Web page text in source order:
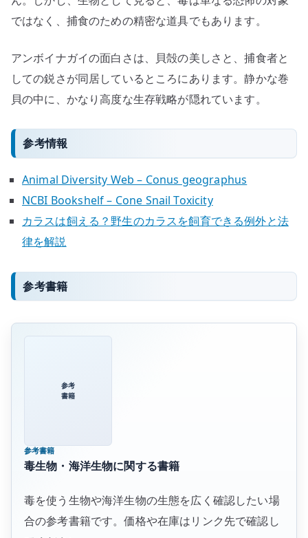
ではなく、捕食のための精密な道具でもあります。
アンボイナガイの面白さは、貝殻の美しさと、捕食者と
しての鋭さが同居しているところにあります。静かな巻
貝の中に、かなり高度な生存戦略が隠れています。
参考情報
Animal Diversity Web – Conus geographus
NCBI Bookshelf – Cone Snail Toxicity
カラスは飼える？野生のカラスを飼育できる例外と法
律を解説
参考書籍
参考
書籍
参考書籍
毒生物・海洋生物に関する書籍
毒を使う生物や海洋生物の生態を広く確認したい場
合の参考書籍です。価格や在庫はリンク先で確認し